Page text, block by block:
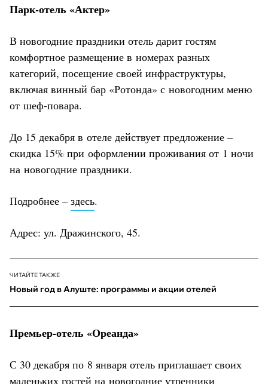
Парк-отель «Актер»
В новогодние праздники отель дарит гостям
комфортное размещение в номерах разных
категорий, посещение своей инфраструктуры,
включая винный бар «Ротонда» с новогодним меню
от шеф-повара.
До 15 декабря в отеле действует предложение –
скидка 15% при оформлении проживания от 1 ночи
на новогодние праздники.
Подробнее – здесь.
Адрес: ул. Дражинского, 45.
ЧИТАЙТЕ ТАКЖЕ
Новый год в Алуште: программы и акции отелей
Премьер-отель «Ореанда»
С 30 декабря по 8 января отель приглашает своих
маленьких гостей на новогодние утренники